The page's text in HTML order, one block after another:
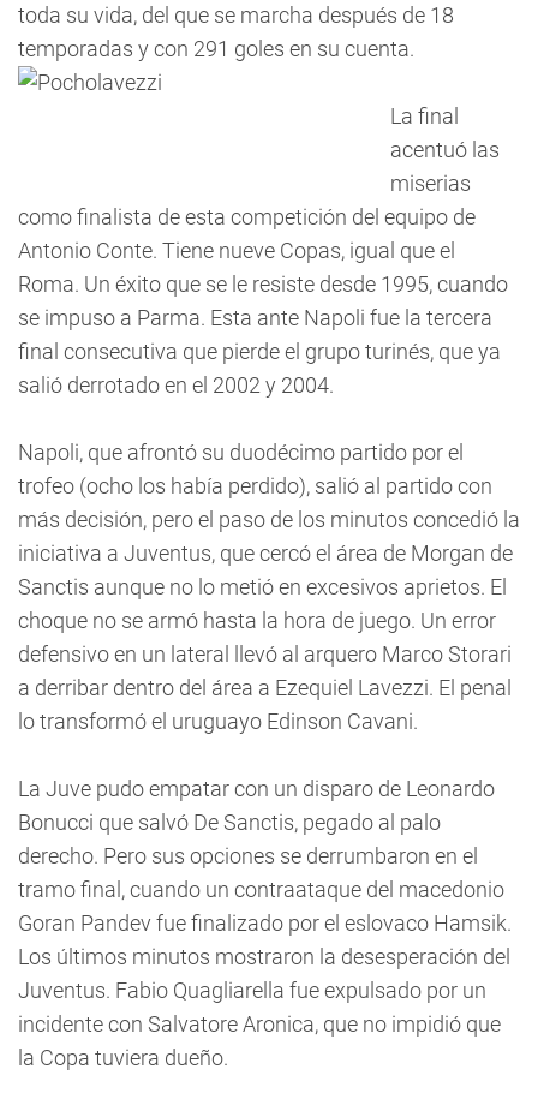
toda su vida, del que se marcha después de 18
temporadas y con 291 goles en su cuenta.
La final
acentuó las
miserias
como finalista de esta competición del equipo de
Antonio Conte. Tiene nueve Copas, igual que el
Roma. Un éxito que se le resiste desde 1995, cuando
se impuso a Parma. Esta ante Napoli fue la tercera
final consecutiva que pierde el grupo turinés, que ya
salió derrotado en el 2002 y 2004.
Napoli, que afrontó su duodécimo partido por el
trofeo (ocho los había perdido), salió al partido con
más decisión, pero el paso de los minutos concedió la
iniciativa a Juventus, que cercó el área de Morgan de
Sanctis aunque no lo metió en excesivos aprietos. El
choque no se armó hasta la hora de juego. Un error
defensivo en un lateral llevó al arquero Marco Storari
a derribar dentro del área a Ezequiel Lavezzi. El penal
lo transformó el uruguayo Edinson Cavani.
La Juve pudo empatar con un disparo de Leonardo
Bonucci que salvó De Sanctis, pegado al palo
derecho. Pero sus opciones se derrumbaron en el
tramo final, cuando un contraataque del macedonio
Goran Pandev fue finalizado por el eslovaco Hamsik.
Los últimos minutos mostraron la desesperación del
Juventus. Fabio Quagliarella fue expulsado por un
incidente con Salvatore Aronica, que no impidió que
la Copa tuviera dueño.